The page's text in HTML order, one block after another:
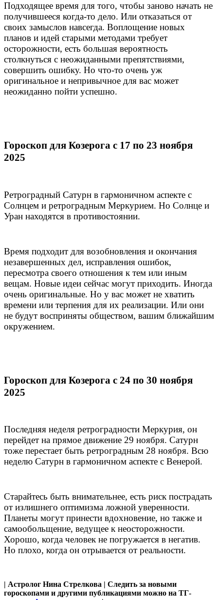
Подходящее время для того, чтобы заново начать не
получившееся когда-то дело. Или отказаться от
своих замыслов навсегда. Воплощение новых
планов и идей старыми методами требует
осторожности, есть большая вероятность
столкнуться с неожиданными препятствиями,
совершить ошибку. Но что-то очень уж
оригинальное и непривычное для вас может
неожиданно пойти успешно.
Гороскоп для Козерога с 17 по 23 ноября
2025
Ретроградный Сатурн в гармоничном аспекте с
Солнцем и ретроградным Меркурием. Но Солнце и
Уран находятся в противостоянии.
Время подходит для возобновления и окончания
незавершенных дел, исправления ошибок,
пересмотра своего отношения к тем или иным
вещам. Новые идеи сейчас могут приходить. Иногда
очень оригинальные. Но у вас может не хватить
времени или терпения для их реализации. Или они
не будут восприняты обществом, вашим ближайшим
окружением.
Гороскоп для Козерога с 24 по 30 ноября
2025
Последняя неделя ретроградности Меркурия, он
перейдет на прямое движение 29 ноября. Сатурн
тоже перестает быть ретроградным 28 ноября. Всю
неделю Сатурн в гармоничном аспекте с Венерой.
Старайтесь быть внимательнее, есть риск пострадать
от излишнего оптимизма ложной уверенности.
Планеты могут принести вдохновение, но также и
самообольщение, ведущее к неосторожности.
Хорошо, когда человек не погружается в негатив.
Но плохо, когда он отрывается от реальности.
| Астролог Нина Стрелкова | Следить за новыми
гороскопами и другими публикациями можно на ТГ-